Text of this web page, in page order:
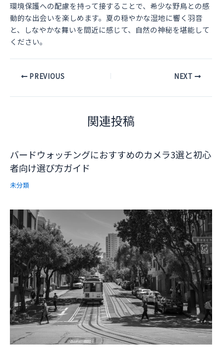
環境保護への配慮を持って接することで、希少な野鳥との感
動的な出会いを楽しめます。夏の穏やかな湿地に響く羽音
と、しなやかな舞いを間近に感じて、自然の神秘を堪能して
ください。
PostPREVIOUS NEXT
関連投稿
バードウォッチングにおすすめのカメラ3選と初心
者向け選び方ガイド
未分類